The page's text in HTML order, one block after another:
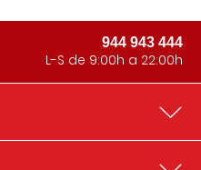
944 943 444
L-S de 9:00h a 22:00h